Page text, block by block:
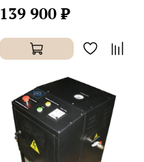
139 900 ₽